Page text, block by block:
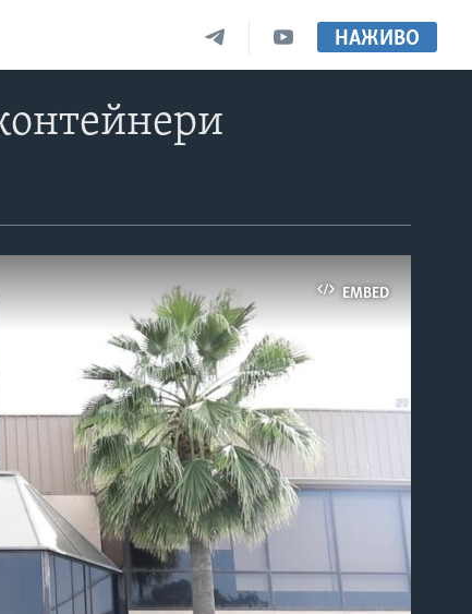
НАЖИВО
EMBED